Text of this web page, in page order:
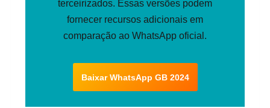
terceirizados. Essas versões podem
fornecer recursos adicionais em
comparação ao WhatsApp oficial.
Baixar WhatsApp GB 2024